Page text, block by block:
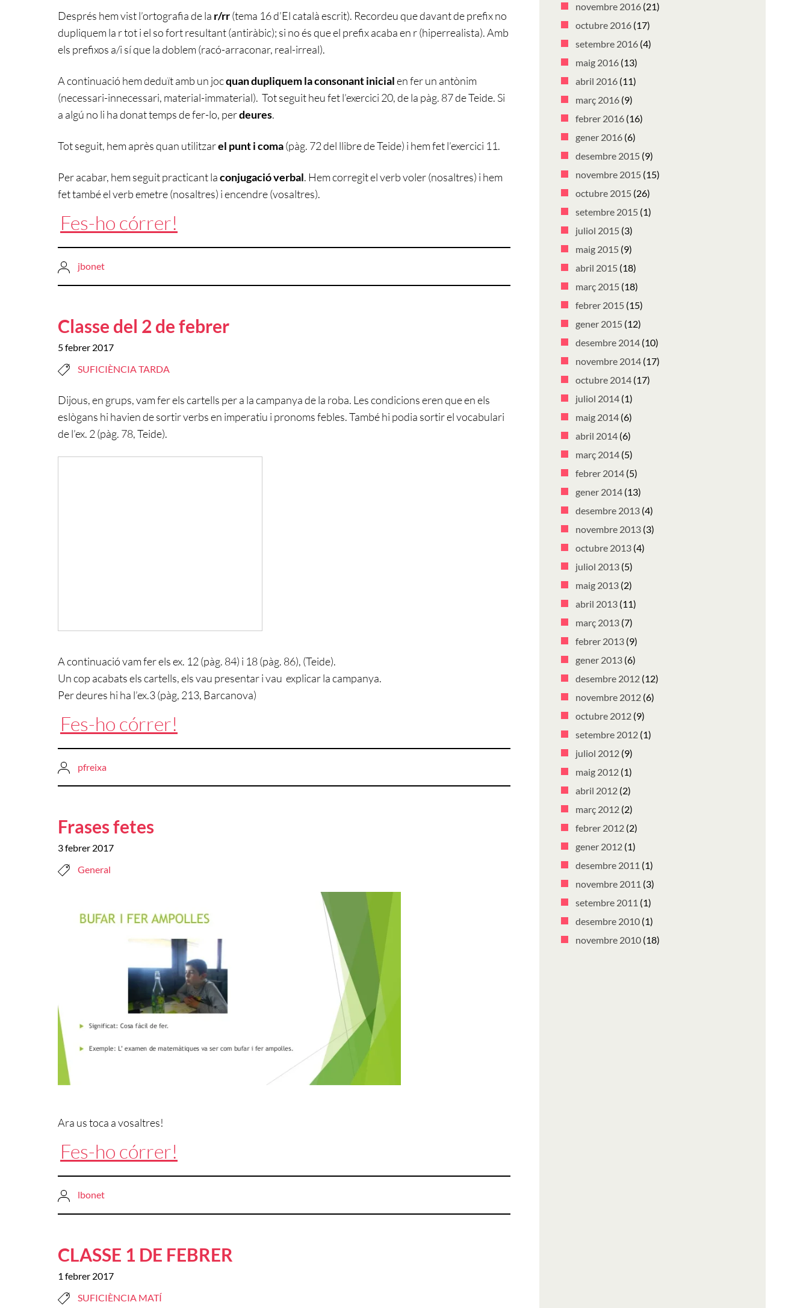
Després hem vist l’ortografia de la r/rr(tema 16 d’El català escrit). Recordeu que davant de prefix no
dupliquem la r tot i el so fort resultant (antiràbic); si no és que el prefix acaba en r (hiperrealista). Amb
els prefixos a/i sí que la doblem (racó-arraconar, real-irreal).
A continuació hem deduït amb un jocquan dupliquem la consonant inicialen fer un antònim
(necessari-innecessari, material-immaterial). Tot seguit heu fet l’exercici 20, de la pàg. 87 de Teide. Si
a algú no li ha donat temps de fer-lo, perdeures.
Tot seguit, hem après quan utilitzarel punt i coma(pàg. 72 del llibre de Teide) i hem fet l’exercici 11.
Per acabar, hem seguit practicant laconjugació verbal. Hem corregit el verb voler (nosaltres) i hem
fet també el verb emetre (nosaltres) i encendre (vosaltres).
Fes-ho córrer!
jbonet
Classe del 2 de febrer
5 febrer 2017
SUFICIÈNCIA TARDA
Dijous, en grups, vam fer els cartells per a la campanya de la roba. Les condicions eren que en els
eslògans hi havien de sortir verbs en imperatiu i pronoms febles. També hi podia sortir el vocabulari
de l’ex. 2 (pàg. 78, Teide).
A continuació vam fer els ex. 12 (pàg. 84) i 18 (pàg. 86), (Teide).
Un cop acabats els cartells, els vau presentar i vau explicar la campanya.
Per deures hi ha l’ex.3 (pàg, 213, Barcanova)
Fes-ho córrer!
pfreixa
Frases fetes
3 febrer 2017
General
Ara us toca a vosaltres!
Fes-ho córrer!
lbonet
CLASSE 1 DE FEBRER
1 febrer 2017
SUFICIÈNCIA MATÍ
novembre 2016 (21)
octubre 2016 (17)
setembre 2016 (4)
maig 2016 (13)
abril 2016 (11)
març 2016 (9)
febrer 2016 (16)
gener 2016 (6)
desembre 2015 (9)
novembre 2015 (15)
octubre 2015 (26)
setembre 2015 (1)
juliol 2015 (3)
maig 2015 (9)
abril 2015 (18)
març 2015 (18)
febrer 2015 (15)
gener 2015 (12)
desembre 2014 (10)
novembre 2014 (17)
octubre 2014 (17)
juliol 2014 (1)
maig 2014 (6)
abril 2014 (6)
març 2014 (5)
febrer 2014 (5)
gener 2014 (13)
desembre 2013 (4)
novembre 2013 (3)
octubre 2013 (4)
juliol 2013 (5)
maig 2013 (2)
abril 2013 (11)
març 2013 (7)
febrer 2013 (9)
gener 2013 (6)
desembre 2012 (12)
novembre 2012 (6)
octubre 2012 (9)
setembre 2012 (1)
juliol 2012 (9)
maig 2012 (1)
abril 2012 (2)
març 2012 (2)
febrer 2012 (2)
gener 2012 (1)
desembre 2011 (1)
novembre 2011 (3)
setembre 2011 (1)
desembre 2010 (1)
novembre 2010 (18)